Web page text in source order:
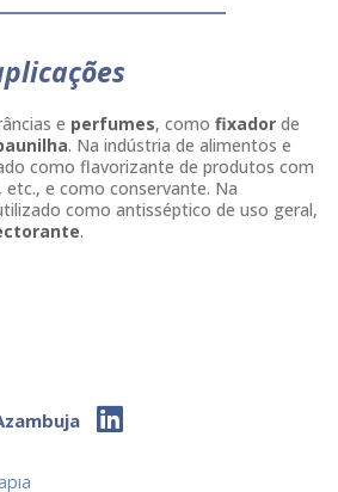
e perfumes, como fixador de
. Na indústria de alimentos e
como flavorizante de produtos com
etc., e como conservante. Na
como antisséptico de uso geral,
.